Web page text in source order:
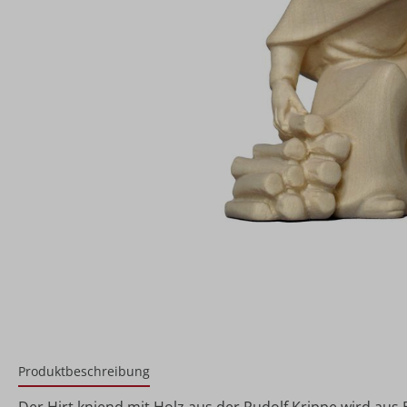
Produktbeschreibung